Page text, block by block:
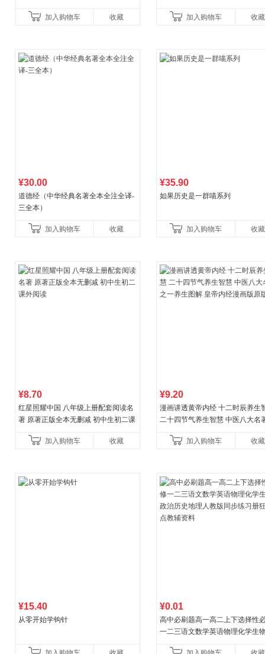
加入购物车 收藏 加入购物车 收藏
¥30.00
道德经（中华经典名著全本全注全译-
三全本）
加入购物车 收藏
¥35.90
如果历史是一群喵系列
加入购物车 收藏
¥8.70
红星照耀中国 八年级上册配套阅读名
著 原著正版全本无删减 初中生初二课
加入购物车
收藏
¥9.20
漫画讲透黄帝内经 十二时辰养生
二十四节气养生智慧 中医八大名
加入购物车
收藏
¥15.40
从零开始学钩针
¥0.01
高中必刷题高一高二上下选择性
一二三语文数学英语物理化学生